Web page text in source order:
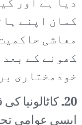
کمان اپنے
معاشی
کھونے کے بعد
خودمختاری
20۔ کاٹالونیا